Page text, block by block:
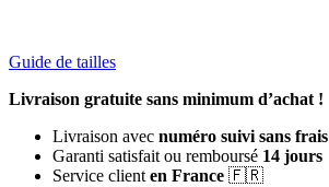
Guide de tailles
Livraison gratuite sans minimum d’achat !
Livraison avec numéro suivi sans frais
Garanti satisfait ou remboursé 14 jours
Service client en France 🇫🇷